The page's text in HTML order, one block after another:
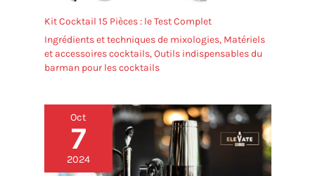
Kit Cocktail 15 Pièces : le Test Complet
Ingrédients et techniques de mixologies, Matériels
et accessoires cocktails,Outils indispensables du
barman pour les cocktails
Oct
7
2024